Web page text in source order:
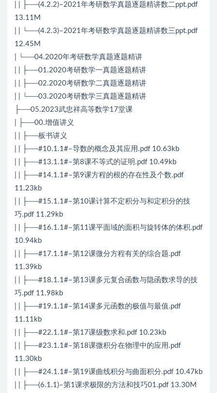
| | ├──(4.2.2)–2021年考研数学真题逐题精讲数二ppt.pdf
13.11M
| | └──(4.2.3)–2021年考研数学真题逐题精讲数三ppt.pdf
12.45M
| └──04.2020年考研数学真题逐题精讲
| | ├──01.2020考研数学一真题逐题精讲
| | ├──02.2020考研数学二真题逐题精讲
| | └──03.2020考研数学三真题逐题精讲
├──05.2023武忠祥高等数学17堂课
| ├──00.增值讲义
| | ├──板书讲义
| | ├──#10.1.1#–导数的概念及其应用.pdf 10.63kb
| | ├──#13.1.1#–第8课不等式的证明.pdf 10.49kb
| | ├──#14.1.1#–第9课方程的根的存在性及个数.pdf
11.23kb
| | ├──#15.1.1#–第10课计算不定积分与和定积分的技
巧.pdf 11.29kb
| | ├──#16.1.1#–第11课平面域的面积与旋转体的体积.pdf
10.94kb
| | ├──#17.1.1#–第12课微分方程有关的综合题.pdf
11.39kb
| | ├──#18.1.1#–第13课多元复合函数与隐函数求导的技
巧.pdf 11.98kb
| | ├──#19.1.1#–第14课多元函数的极值与最值.pdf
11.11kb
| | ├──#22.1.1#–第17课级数求和.pdf 10.23kb
| | ├──#23.1.1#–第18课微积分在物理中的应用.pdf
11.30kb
| | ├──#24.1.1#–第19课曲线积分与曲面积分.pdf 10.47kb
| | ├──(6.1.1)–第1课求极限的方法和技巧01.pdf 13.30M